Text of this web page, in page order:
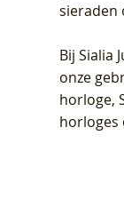
sieraden
BijSialia
onze
horloge,
horloges